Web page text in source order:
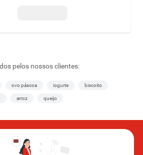
pelos nossos clientes:
ovo páscoa iogurte biscoito
arroz queijo